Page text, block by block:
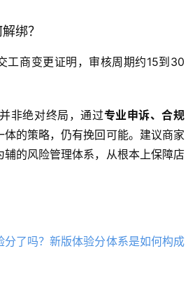
绑？
工商变更证明，审核周期约15到30
非绝对终局，通过专业申诉、合规
体的策略，仍有挽回可能。建议商家
辅的风险管理体系，从根本上保障店
分了吗？新版体验分体系是如何构成